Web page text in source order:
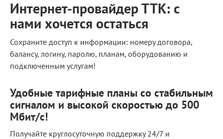
Интернет-провайдер ТТК: с
нами хочется остаться
Сохраните доступ к информации: номеру договора,
балансу, логину, паролю, планам, оборудованию и
подключенным услугам!
Удобные тарифные планы со стабильным
сигналом и высокой скоростью до 500
Мбит/с!
Получайте круглосуточную поддержку 24/7 и